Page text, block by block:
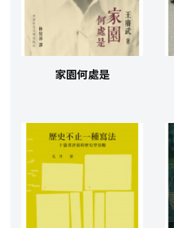
家園何處是